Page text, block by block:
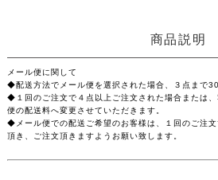
商品説明
メール便に関して
◆配送方法でメール便を選択された場合、３点まで
◆１回のご注文で４点以上ご注文された場合または
便の配送料へ変更させていただきます。
◆メール便での配送ご希望のお客様は、１回のご注
頂き、ご注文頂きますようお願い致します。